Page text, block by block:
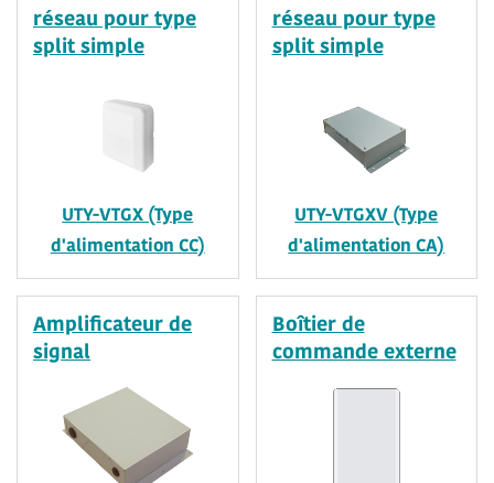
réseau pour type
split simple
UTY-VTGX (Type
d'alimentation CC)
réseau pour type
split simple
UTY-VTGXV (Type
d'alimentation CA)
Amplificateur de
signal
Boîtier de
commande externe